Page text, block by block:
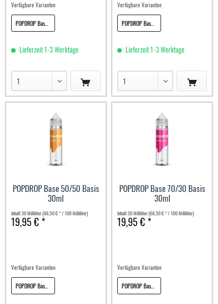
Verfügbare Varianten
POPDROP Base 50/50 Basis 100ml
Lieferzeit 1-3 Werktage
Verfügbare Varianten
POPDROP Base 70/30 Basis 100ml
Lieferzeit 1-3 Werktage
POPDROP Base 50/50 Basis
30ml
Inhalt30 Milliliter(66,50 € * / 100 Milliliter)
19,95 € *
Verfügbare Varianten
POPDROP Base 50/50 Basis 30ml
POPDROP Base 70/30 Basis
30ml
Inhalt30 Milliliter(66,50 € * / 100 Milliliter)
19,95 € *
Verfügbare Varianten
POPDROP Base 70/30 Basis 30ml